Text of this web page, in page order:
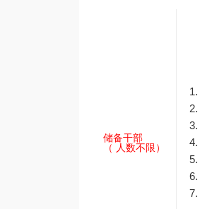
储备干部
（ 人数不限）